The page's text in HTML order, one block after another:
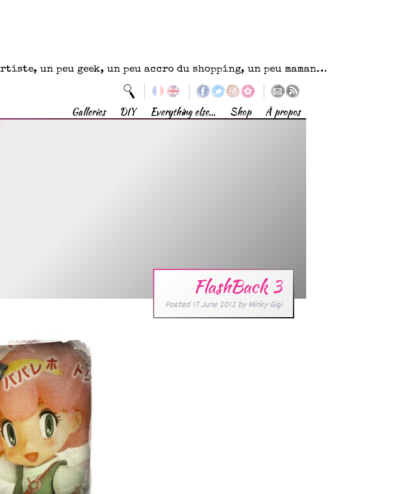
un peu geek, un peu accro du shopping, un peu maman…
Galleries DIY Everything else… Shop À propos
FlashBack 3
Posted17 June 2012 byMinky Gigi